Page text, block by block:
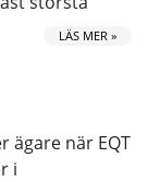
LÄS MER »
ägare när EQT
i